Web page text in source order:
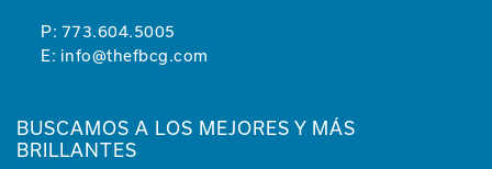
P: 773.604.5005
E: info@thefbcg.com
BUSCAMOS A LOS MEJORES Y MÁS
BRILLANTES